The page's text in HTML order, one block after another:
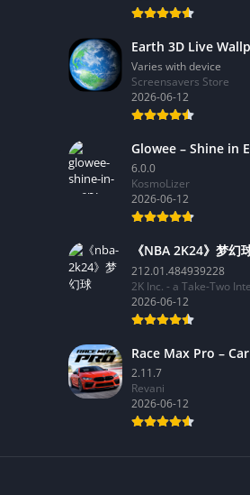
Earth 3D Live
Varies with device
Screensavers Store
2026-06-12
Glowee – Shine in
6.0.0
KosmoLizer
2026-06-12
《NBA 2K24》梦幻
212.01.484939228
2K Inc. - a Take-Two
2026-06-12
Race Max Pro –
2.11.7
Revani
2026-06-12